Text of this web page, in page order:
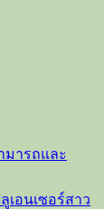
มารถและ
เอนเซอร์สาว